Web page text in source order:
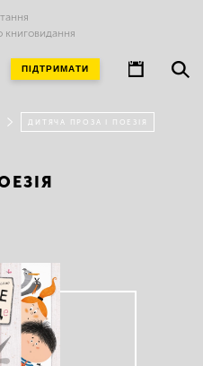
книговидання
ПІДТРИМАТИ
ДИТЯЧА ПРОЗА І ПОЕЗІЯ